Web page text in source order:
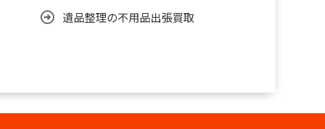
遺品整理の不用品出張買取